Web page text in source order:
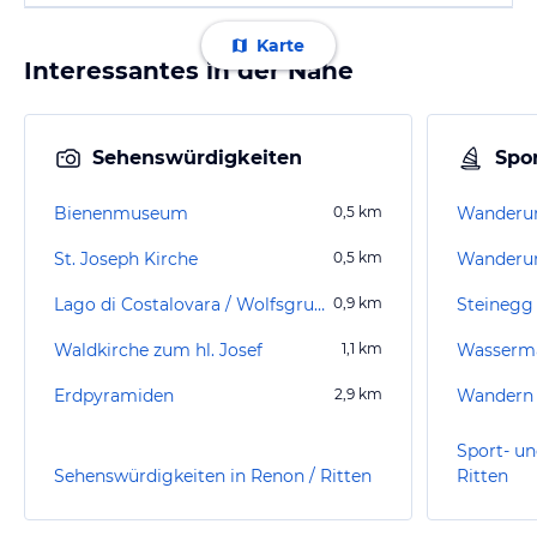
Karte
Interessantes in der Nähe
Sehenswürdigkeiten
Bienenmuseum 0,5 km
St. Joseph Kirche 0,5 km
Lago di Costalovara / Wolfsgrubner See 0,9 km
Waldkirche zum hl. Josef 1,1 km
Erdpyramiden 2,9 km
Sehenswürdigkeiten in Renon / Ritten
Steinegg
Sport-
Ritten